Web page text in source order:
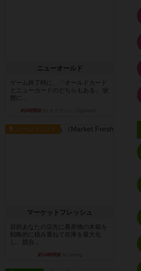
ニューオールド
ゲーム終了時に、「オールドカード
とニューカードのどちらもある」 状
態に...
約6時間前
ルール/インスト
マーケットフレッシュ
目的あなたの店先に農産物の木箱を
戦略的に積み重ねて在庫を最大化
し、競合...
約14時間前